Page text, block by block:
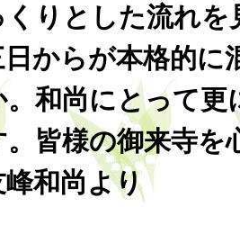
りとした流れを
日からが本格的に
和尚にとって更
。皆様の御来寺
峰和尚より